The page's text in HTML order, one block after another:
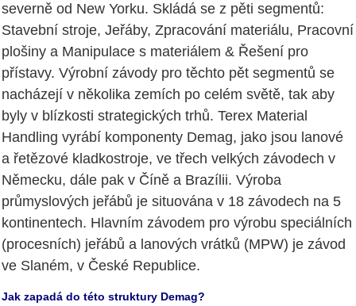
severně od New Yorku. Skládá se z pěti segmentů:
Stavební stroje, Jeřáby, Zpracování materiálu, Pracovní
plošiny a Manipulace s materiálem & Řešení pro
přístavy. Výrobní závody pro těchto pět segmentů se
nacházejí v několika zemích po celém světě, tak aby
byly v blízkosti strategických trhů. Terex Material
Handling vyrábí komponenty Demag, jako jsou lanové
a řetězové kladkostroje, ve třech velkých závodech v
Německu, dále pak v Číně a Brazílii. Výroba
průmyslových jeřábů je situována v 18 závodech na 5
kontinentech. Hlavním závodem pro výrobu speciálních
(procesních) jeřábů a lanových vrátků (MPW) je závod
ve Slaném, v České Republice.
Jak zapadá do této struktury Demag?